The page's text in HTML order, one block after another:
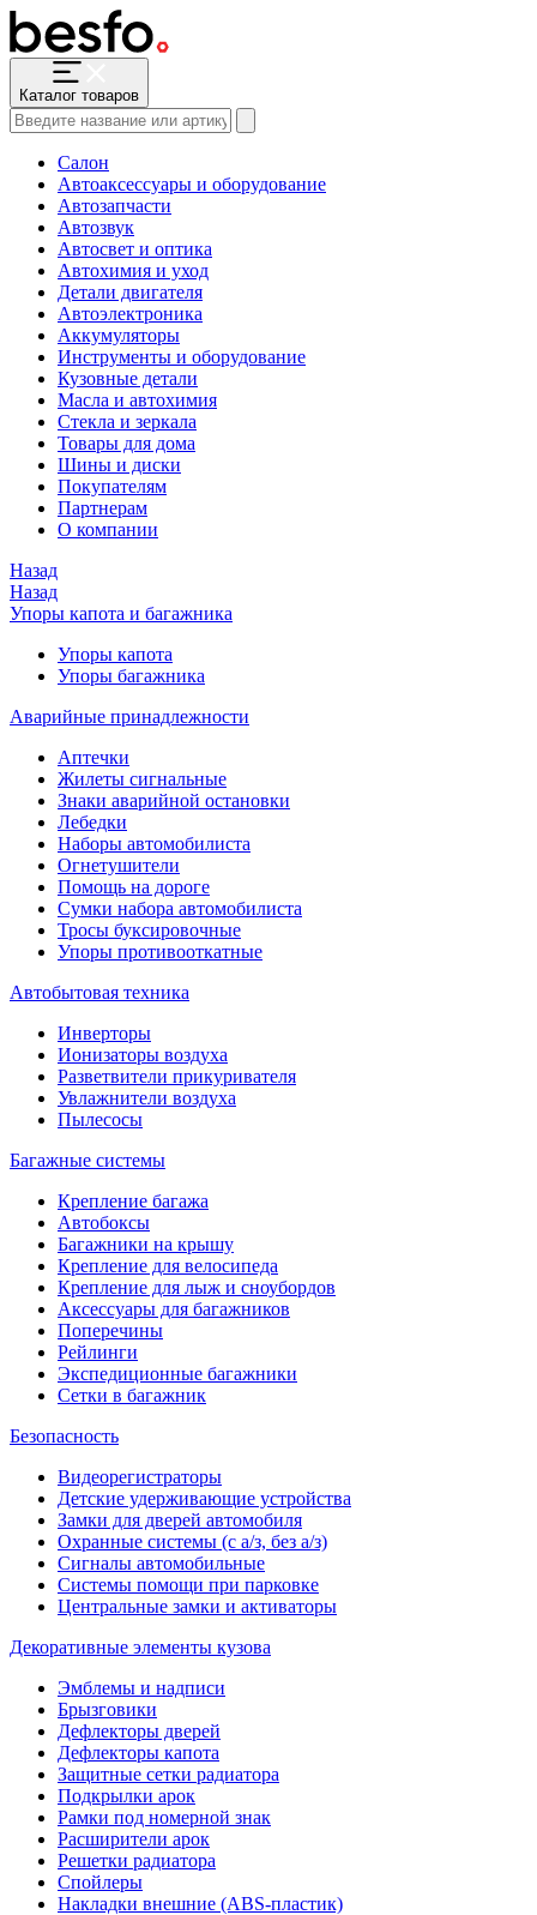
Каталог товаров
Салон
Автоаксессуары и оборудование
Автозапчасти
Автозвук
Автосвет и оптика
Автохимия и уход
Детали двигателя
Автоэлектроника
Аккумуляторы
Инструменты и оборудование
Кузовные детали
Масла и автохимия
Стекла и зеркала
Товары для дома
Шины и диски
Покупателям
Партнерам
О компании
Назад
Назад
Упоры капота и багажника
Упоры капота
Упоры багажника
Аварийные принадлежности
Аптечки
Жилеты сигнальные
Знаки аварийной остановки
Лебедки
Наборы автомобилиста
Огнетушители
Помощь на дороге
Сумки набора автомобилиста
Тросы буксировочные
Упоры противооткатные
Автобытовая техника
Инверторы
Ионизаторы воздуха
Разветвители прикуривателя
Увлажнители воздуха
Пылесосы
Багажные системы
Крепление багажа
Автобоксы
Багажники на крышу
Крепление для велосипеда
Крепление для лыж и сноубордов
Аксессуары для багажников
Поперечины
Рейлинги
Экспедиционные багажники
Сетки в багажник
Безопасность
Видеорегистраторы
Детские удерживающие устройства
Замки для дверей автомобиля
Охранные системы (с а/з, без а/з)
Сигналы автомобильные
Системы помощи при парковке
Центральные замки и активаторы
Декоративные элементы кузова
Эмблемы и надписи
Брызговики
Дефлекторы дверей
Дефлекторы капота
Защитные сетки радиатора
Подкрылки арок
Рамки под номерной знак
Расширители арок
Решетки радиатора
Спойлеры
Накладки внешние (ABS-пластик)